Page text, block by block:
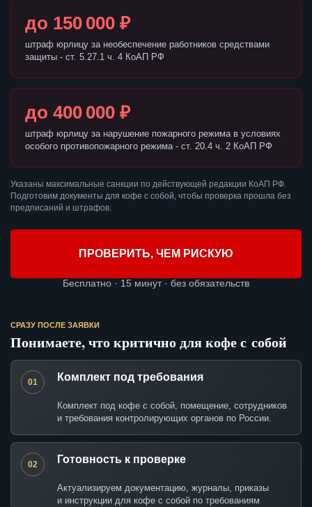
до 150 000 ₽
штраф юрлицу за необеспечение работников средствами
защиты - ст. 5.27.1 ч. 4 КоАП РФ
до 400 000 ₽
штраф юрлицу за нарушение пожарного режима в условиях
особого противопожарного режима - ст. 20.4 ч. 2 КоАП РФ
Указаны максимальные санкции по действующей редакции КоАП РФ.
Подготовим документы для кофе с собой, чтобы проверка прошла без
предписаний и штрафов.
ПРОВЕРИТЬ, ЧЕМ РИСКУЮ
Бесплатно · 15 минут · без обязательств
СРАЗУ ПОСЛЕ ЗАЯВКИ
Понимаете, что критично для кофе с собой
01 Комплект под требования
Комплект под кофе с собой, помещение, сотрудников
и требования контролирующих органов по России.
02 Готовность к проверке
Актуализируем документацию, журналы, приказы
и инструкции для кофе с собой по требованиям